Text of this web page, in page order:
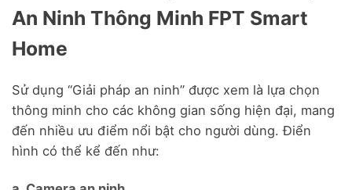
An Ninh Thông Minh FPT Smart
Home
Sử dụng “Giải pháp an ninh” được xem là lựa chọn
thông minh cho các không gian sống hiện đại, mang
đến nhiều ưu điểm nổi bật cho người dùng. Điển
hình có thể kể đến như: